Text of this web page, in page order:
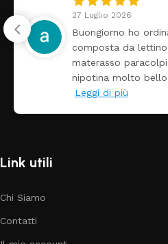
27 Luglio 2026
Buongiorno ho
composta da
materasso
nipotina molto
Leggi di più
Link utili
Chi Siamo
Contatti